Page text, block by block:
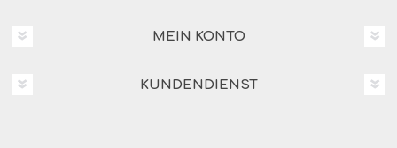
MEIN KONTO
KUNDENDIENST